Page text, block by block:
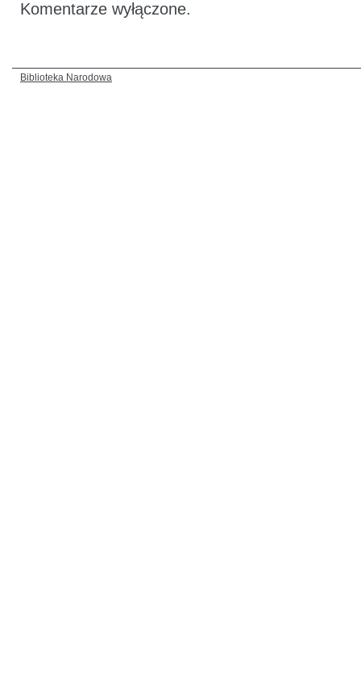
Komentarze wyłączone.
Biblioteka Narodowa